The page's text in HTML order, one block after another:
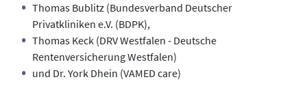
Thomas Bublitz (Bundesverband Deutscher
Privatkliniken e.V. (BDPK),
Thomas Keck (DRV Westfalen - Deutsche
Rentenversicherung Westfalen)
und Dr. York Dhein (VAMED care)